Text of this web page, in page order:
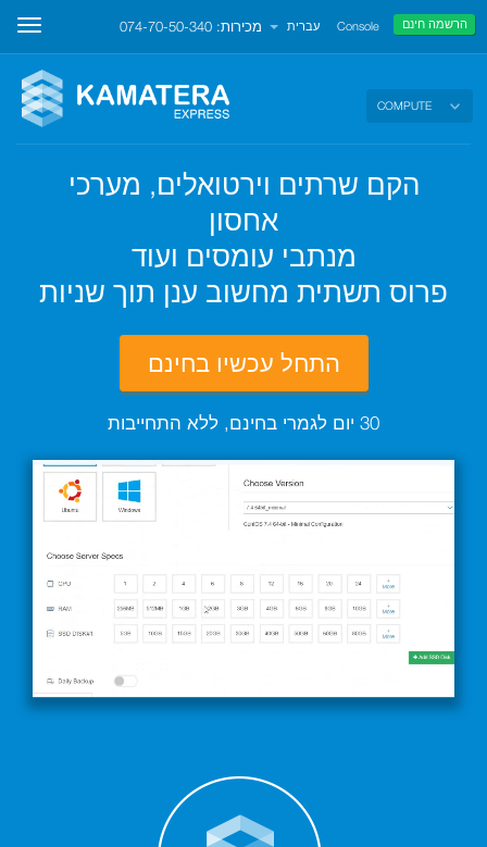
הרשמה חינם Console עברית מכירות: 074-70-50-340
COMPUTE
הקם שרתים וירטואלים, מערכי
אחסון
מנתבי עומסים ועוד
פרוס תשתית מחשוב ענן תוך שניות
התחל עכשיו בחינם
30 יום לגמרי בחינם, ללא התחייבות